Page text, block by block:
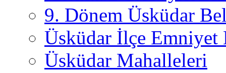
9. Dönem Üsküdar
Üsküdar İlçe
Üsküdar Mahalleleri